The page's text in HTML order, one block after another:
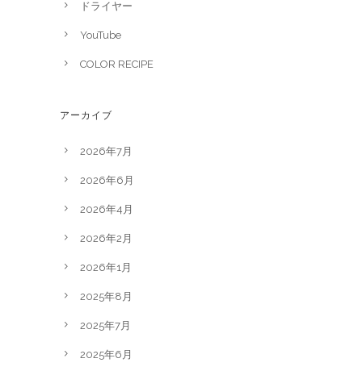
ドライヤー
YouTube
COLOR RECIPE
アーカイブ
2026年7月
2026年6月
2026年4月
2026年2月
2026年1月
2025年8月
2025年7月
2025年6月